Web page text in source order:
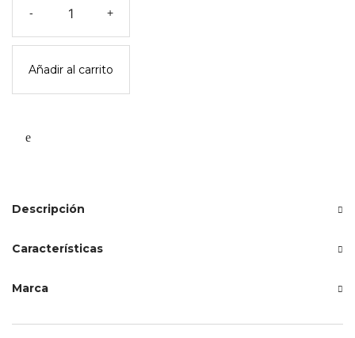
-
clasifica
las
plantoys
cantidad
+
Añadir al carrito
Descripción
Características
Marca